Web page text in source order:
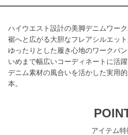
ハイウエスト設計の美脚デニムワーク
裾へと広がる大胆なフレアシルエッ
ゆったりとした履き心地のワークパ
いめまで幅広いコーディネートに活躍
デニム素材の風合いを活かした実用
本。
アイテム特